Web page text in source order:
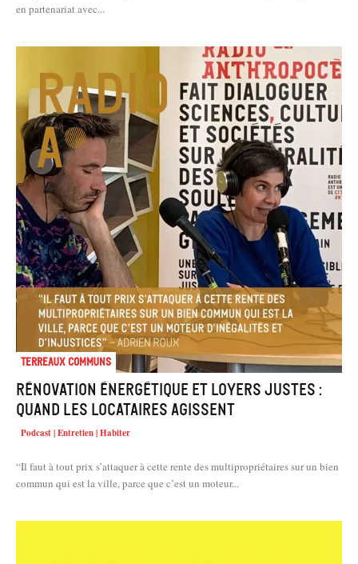
en partenariat avec...
Terreaux Communs
Rénovation énergétique et loyers justes :
quand les locataires agissent
Podcast | Entretien | Habiter
“Il faut à tout prix s’attaquer à cette rente des multipropriétaires sur un bien
commun qui est la ville, parce que c’est un moteur...